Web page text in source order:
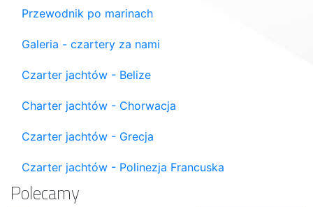
Przewodnik po marinach
Galeria - czartery za nami
Czarter jachtów - Belize
Charter jachtów - Chorwacja
Czarter jachtów - Grecja
Czarter jachtów - Polinezja Francuska
Polecamy